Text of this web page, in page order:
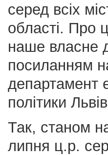
серед всіх
області. Про
наше власне
посиланням
департамент
політики
Так, станом
липня ц.р.